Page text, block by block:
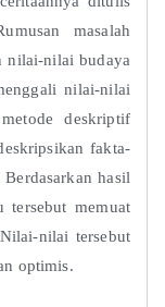
masalah
nilai-nilai budaya
nilai-nilai
deskriptif
fakta-
hasil
memuat
nilai tersebut
optimis.